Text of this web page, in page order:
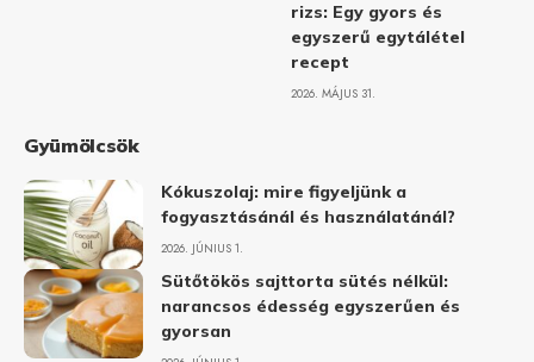
rizs: Egy gyors és
egyszerű egytálétel
recept
2026. MÁJUS 31.
Gyümölcsök
Kókuszolaj: mire figyeljünk a
fogyasztásánál és használatánál?
2026. JÚNIUS 1.
Sütőtökös sajttorta sütés nélkül:
narancsos édesség egyszerűen és
gyorsan